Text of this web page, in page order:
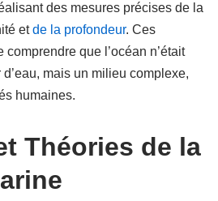
des mesures précises de la
etde la profondeur. Ces
que l’océan n’était
mais un milieu complexe,
humaines.
Théories de la